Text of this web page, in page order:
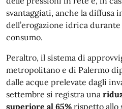
svantaggiati, anche la diffusa
dell’erogazione idrica
consumo.
Peraltro, il sistema di
metropolitano e di Palermo
dalle acque prelevate dagli
settembre si registra una
superiore al 65% rispetto allo